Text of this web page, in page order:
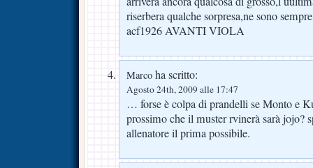
riserbera qualche sorpresa,ne sono
acf1926 AVANTI VIOLA
Marco ha scritto:
Agosto 24th, 2009 alle 17:47
… forse è colpa di prandelli se Monto e
prossimo che il muster rvinerà sarà jojo?
allenatore il prima possibile.